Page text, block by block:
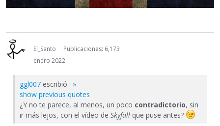
El_Santo
Publicaciones: 6,173
enero 2022
ggl007 escribió : »
show previous quotes
¿Y no te parece, al menos, un poco contradictorio, sin
ir más lejos, con el vídeo de Skyfall que puse antes?